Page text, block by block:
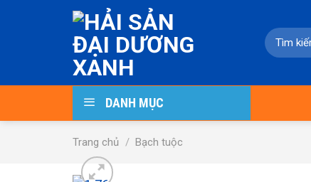
Tìm
kiếm:
DANH MỤC
Trang chủ / Bạch tuộc